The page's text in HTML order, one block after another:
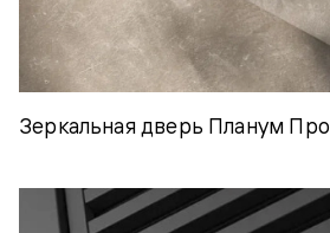
Зеркальная дверь Планум Про